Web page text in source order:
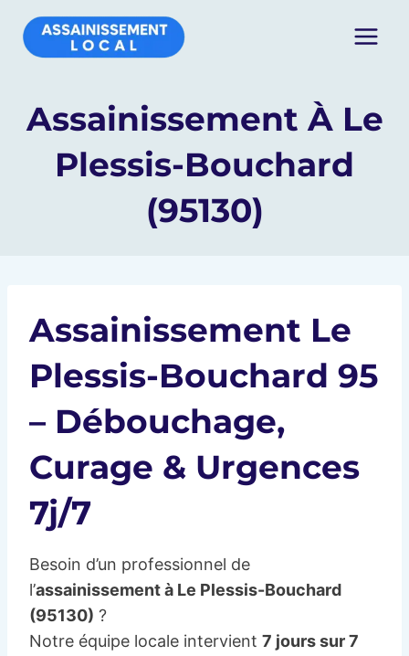
contenu
Assainissement À Le
Plessis-Bouchard
(95130)
Assainissement Le
Plessis-Bouchard 95
– Débouchage,
Curage & Urgences
7j/7
Besoin d’un professionnel de
l’assainissement à Le Plessis-Bouchard
(95130) ?
Notre équipe locale intervient 7 jours sur 7